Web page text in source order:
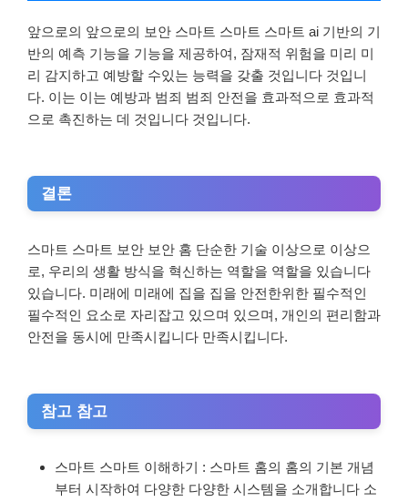
앞으로의 앞으로의 보안 스마트 스마트 스마트 ai 기반의 기
반의 예측 기능을 기능을 제공하여, 잠재적 위험을 미리 미
리 감지하고 예방할 수있는 능력을 갖출 것입니다 것입니
다. 이는 이는 예방과 범죄 범죄 안전을 효과적으로 효과적
으로 촉진하는 데 것입니다 것입니다.
결론
스마트 스마트 보안 보안 홈 단순한 기술 이상으로 이상으
로, 우리의 생활 방식을 혁신하는 역할을 역할을 있습니다
있습니다. 미래에 미래에 집을 집을 안전한위한 필수적인
필수적인 요소로 자리잡고 있으며 있으며, 개인의 편리함과
안전을 동시에 만족시킵니다 만족시킵니다.
참고 참고
스마트 스마트 이해하기 : 스마트 홈의 홈의 기본 개념
부터 시작하여 다양한 다양한 시스템을 소개합니다 소